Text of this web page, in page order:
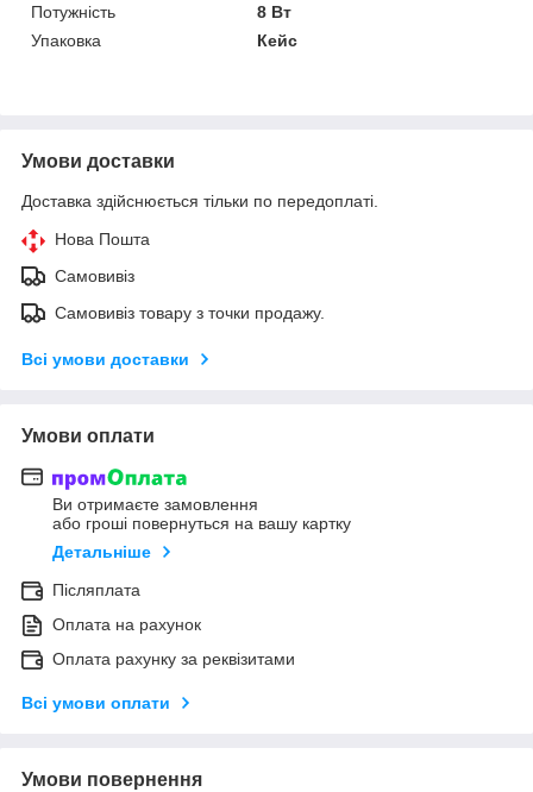
Потужність
8 Вт
Упаковка
Кейс
Умови доставки
Доставка здійснюється тільки по передоплаті.
Нова Пошта
Самовивіз
Самовивіз товару з точки продажу.
Всі умови доставки
Умови оплати
Ви отримаєте замовлення
або гроші повернуться на вашу картку
Детальніше
Післяплата
Оплата на рахунок
Оплата рахунку за реквізитами
Всі умови оплати
Умови повернення